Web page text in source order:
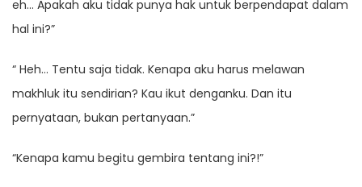
eh… Apakah aku tidak punya hak untuk berpendapat dalam
hal ini?”
“ Heh… Tentu saja tidak. Kenapa aku harus melawan
makhluk itu sendirian? Kau ikut denganku. Dan itu
pernyataan, bukan pertanyaan.”
“Kenapa kamu begitu gembira tentang ini?!”